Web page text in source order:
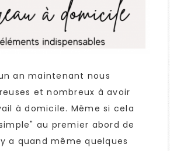
an maintenant nous
et nombreux à avoir
à domicile. Même si cela
au premier abord de
a quand même quelques